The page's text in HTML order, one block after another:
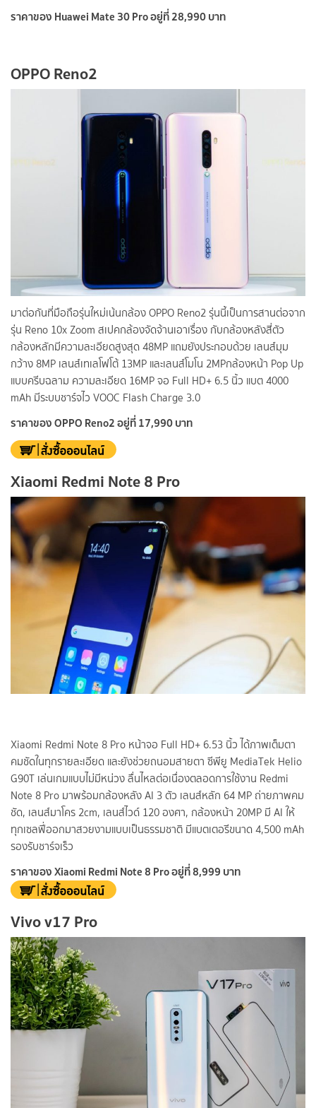
ราคาของ Huawei Mate 30 Pro อยู่ที่ 28,990 บาท
OPPO Reno2
มาต่อกันที่มือถือรุ่นใหม่เน้นกล้อง OPPO Reno2 รุ่นนี้เป็นการสานต่อจาก
รุ่น Reno 10x Zoom สเปคกล้องจัดจ้านเอาเรื่อง กับกล้องหลังสี่ตัว
กล้องหลักมีความละเอียดสูงสุด 48MP แถมยังประกอบด้วย เลนส์มุม
กว้าง 8MP เลนส์เทเลโฟโต้ 13MP และเลนส์โมโน 2MPกล้องหน้า Pop Up
แบบครีบฉลาม ความละเอียด 16MP จอ Full HD+ 6.5 นิ้ว แบต 4000
mAh มีระบบชาร์จไว VOOC Flash Charge 3.0
ราคาของ OPPO Reno2 อยู่ที่ 17,990 บาท
Xiaomi Redmi Note 8 Pro
Xiaomi Redmi Note 8 Pro หน้าจอ Full HD+ 6.53 นิ้ว ได้ภาพเต็มตา
คมชัดในทุกรายละเอียด และยังช่วยถนอมสายตา ซีพียู MediaTek Helio
G90T เล่นเกมแบบไม่มีหน่วง ลื่นไหลต่อเนื่องตลอดการใช้งาน Redmi
Note 8 Pro มาพร้อมกล้องหลัง AI 3 ตัว เลนส์หลัก 64 MP ถ่ายภาพคม
ชัด, เลนส์มาโคร 2cm, เลนส์ไวด์ 120 องศา, กล้องหน้า 20MP มี AI ให้
ทุกเซลฟี่ออกมาสวยงามแบบเป็นธรรมชาติ มีแบตเตอรีขนาด 4,500 mAh
รองรับชาร์จเร็ว
ราคาของ Xiaomi Redmi Note 8 Pro อยู่ที่ 8,999 บาท
Vivo v17 Pro